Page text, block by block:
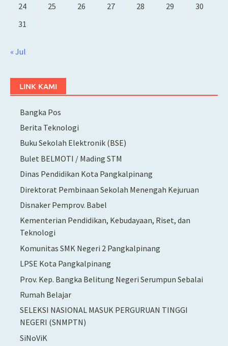
24
25 26 27 28 29
30
31
« Jul
LINK KAMI
Bangka Pos
Berita Teknologi
Buku Sekolah Elektronik (BSE)
Bulet BELMOTI / Mading STM
Dinas Pendidikan Kota Pangkalpinang
Direktorat Pembinaan Sekolah Menengah Kejuruan
Disnaker Pemprov. Babel
Kementerian Pendidikan, Kebudayaan, Riset, dan
Teknologi
Komunitas SMK Negeri 2 Pangkalpinang
LPSE Kota Pangkalpinang
Prov. Kep. Bangka Belitung Negeri Serumpun Sebalai
Rumah Belajar
SELEKSI NASIONAL MASUK PERGURUAN TINGGI
NEGERI (SNMPTN)
SiNoViK